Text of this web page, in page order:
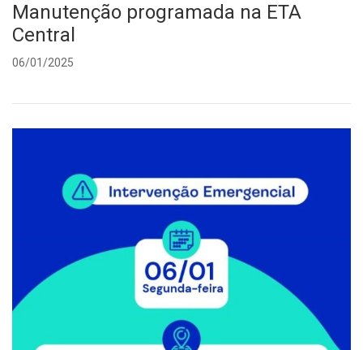
Manutenção programada na ETA
Central
06/01/2025